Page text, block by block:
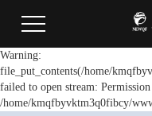
Warning:
file_put_contents(/home/
failed to open stream:
/home/kmqfbyvktm3q0fibcy/